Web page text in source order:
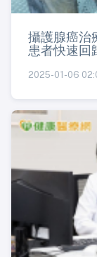
攝護腺癌
患者快速回
2025-01-06